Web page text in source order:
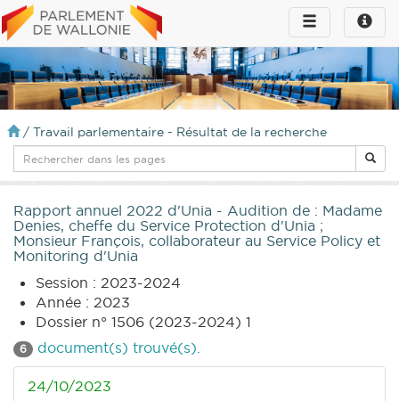
Toggle
infos
Toggle
navigation
/ Travail parlementaire - Résultat de la recherche
Rapport annuel 2022 d'Unia - Audition de : Madame
Denies, cheffe du Service Protection d'Unia ;
Monsieur François, collaborateur au Service Policy et
Monitoring d'Unia
Session : 2023-2024
Année : 2023
Dossier n° 1506 (2023-2024) 1
6 document(s) trouvé(s).
24/10/2023